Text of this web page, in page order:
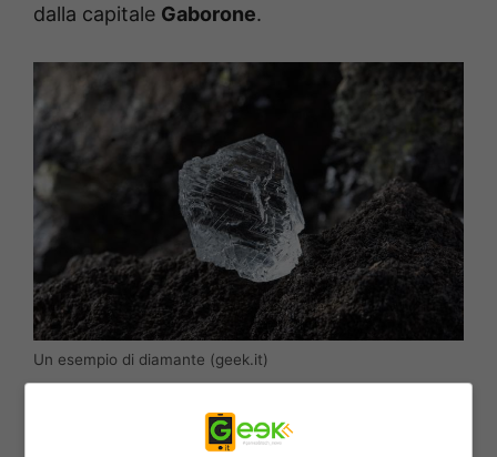
dalla capitale Gaborone.
Un esempio di diamante (geek.it)
La società, Ad ogni modo, però, non ha